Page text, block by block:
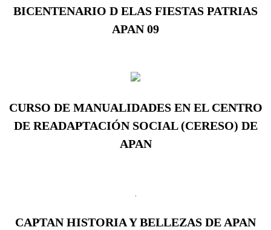
BICENTENARIO D ELAS FIESTAS PATRIAS
APAN 09
CURSO DE MANUALIDADES EN EL CENTRO
DE READAPTACIÓN SOCIAL (CERESO) DE
APAN
CAPTAN HISTORIA Y BELLEZAS DE APAN